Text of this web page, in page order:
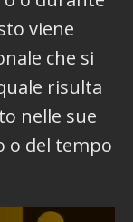
viene
che si
risulta
nelle sue
o del tempo